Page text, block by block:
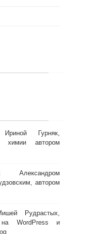
Гурняк,
химии автором
автором
Рудрастых,
на WordPress и